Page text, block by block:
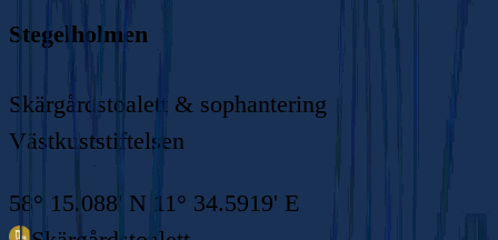
Stegelholmen
Skärgårdstoalett & sophantering
Västkuststiftelsen
58° 15.088' N 11° 34.5919' E